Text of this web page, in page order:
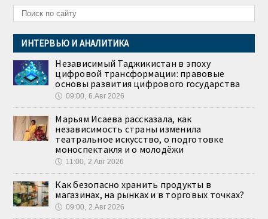
ИНТЕРВЬЮ И АНАЛИТИКА
Независимый Таджикистан в эпоху
цифровой трансформации: правовые
основы развития цифрового государства
🕔 09:00, 6.Авг 2026
Марьям Исаева рассказала, как
независимость страны изменила
театральное искусство, о подготовке
моноспектакля и о молодёжи
🕔 11:00, 2.Авг 2026
Как безопасно хранить продукты в
магазинах, на рынках и в торговых точках?
🕔 09:00, 2.Авг 2026